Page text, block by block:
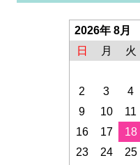
2026年 8月
日
月 火
2
3 4
9
10 11
16
17 18
23
24 25